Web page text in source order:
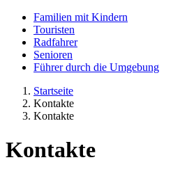
Familien mit Kindern
Touristen
Radfahrer
Senioren
Führer durch die Umgebung
Startseite
Kontakte
Kontakte
Kontakte